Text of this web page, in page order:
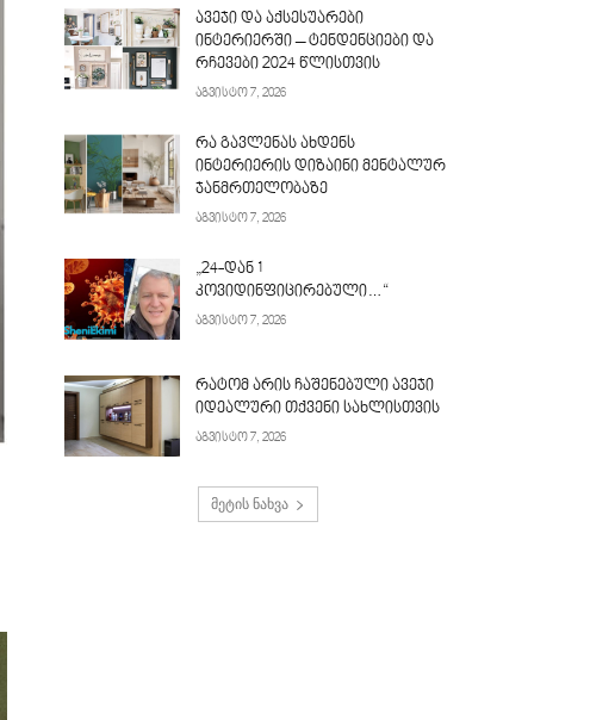
ავეჯი და აქსესუარები
ინტერიერში – ტენდენციები და
რჩევები 2024 წლისთვის
აგვისტო 7, 2026
რა გავლენას ახდენს
ინტერიერის დიზაინი მენტალურ
ჯანმრთელობაზე
აგვისტო 7, 2026
„24-დან 1
კოვიდინფიცირებული…“
აგვისტო 7, 2026
რატომ არის ჩაშენებული ავეჯი
იდეალური თქვენი სახლისთვის
აგვისტო 7, 2026
მეტის ნახვა